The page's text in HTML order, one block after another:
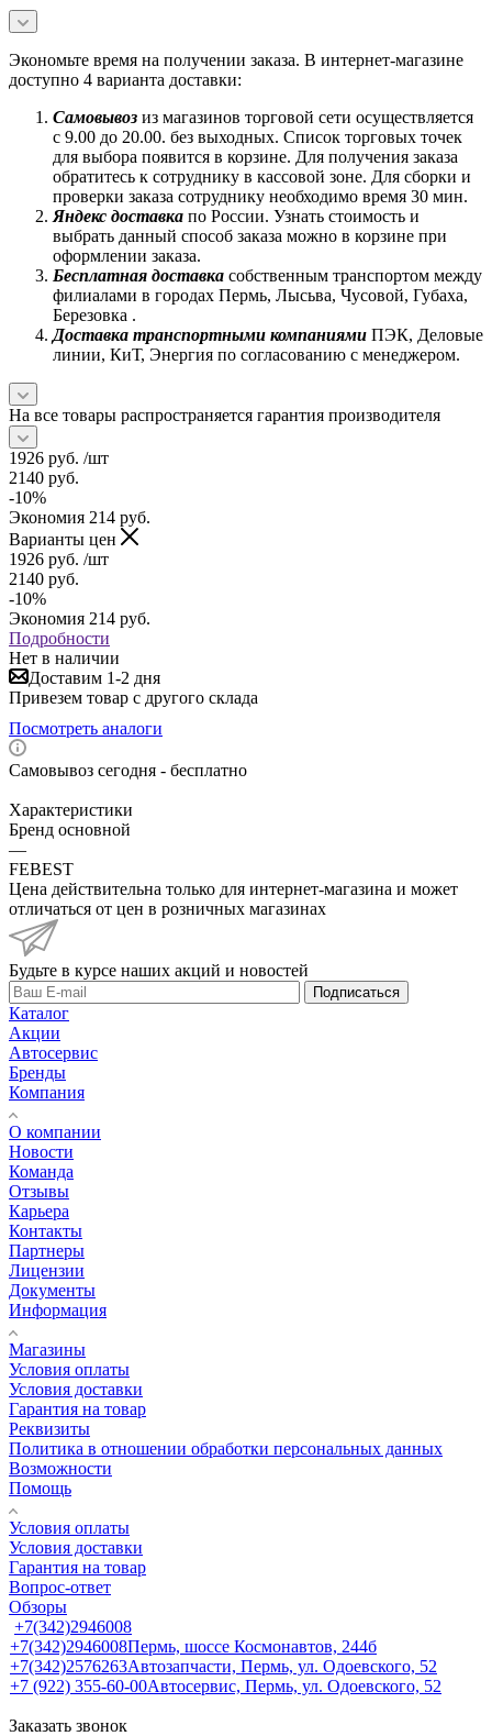
Экономьте время на получении заказа. В интернет-магазине
доступно 4 варианта доставки:
Самовывоз из магазинов торговой сети осуществляется
с 9.00 до 20.00. без выходных. Список торговых точек
для выбора появится в корзине. Для получения заказа
обратитесь к сотруднику в кассовой зоне. Для сборки и
проверки заказа сотруднику необходимо время 30 мин.
Яндекс доставка по России. Узнать стоимость и
выбрать данный способ заказа можно в корзине при
оформлении заказа.
Бесплатная доставка собственным транспортом между
филиалами в городах Пермь, Лысьва, Чусовой, Губаха,
Березовка .
Доставка транспортными компаниями ПЭК, Деловые
линии, КиТ, Энергия по согласованию с менеджером.
На все товары распространяется гарантия производителя
1926 руб. /шт
2140 руб.
-10%
Экономия 214 руб.
Варианты цен
1926 руб. /шт
2140 руб.
-10%
Экономия 214 руб.
Подробности
Нет в наличии
Доставим 1-2 дня
Привезем товар с другого склада
Посмотреть аналоги
Самовывоз сегодня - бесплатно
Характеристики
Бренд основной
—
FEBEST
Цена действительна только для интернет-магазина и может
отличаться от цен в розничных магазинах
Будьте в курсе наших акций и новостей
Подписаться
Каталог
Акции
Автосервис
Бренды
Компания
О компании
Новости
Команда
Отзывы
Карьера
Контакты
Партнеры
Лицензии
Документы
Информация
Магазины
Условия оплаты
Условия доставки
Гарантия на товар
Реквизиты
Политика в отношении обработки персональных данных
Возможности
Помощь
Условия оплаты
Условия доставки
Гарантия на товар
Вопрос-ответ
Обзоры
+7(342)2946008
+7(342)2946008Пермь, шоссе Космонавтов, 244б
+7(342)2576263Автозапчасти, Пермь, ул. Одоевского, 52
+7 (922) 355-60-00Автосервис, Пермь, ул. Одоевского, 52
Заказать звонок